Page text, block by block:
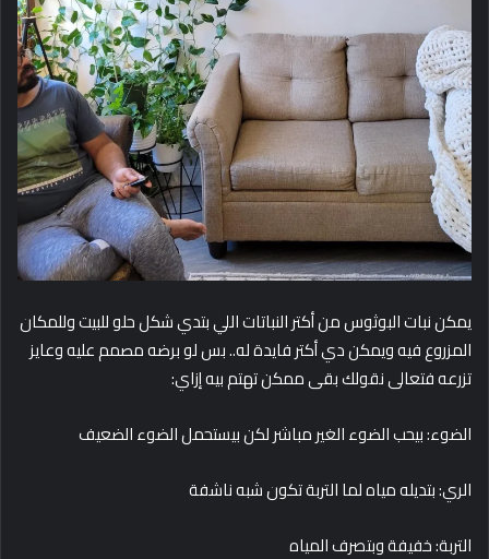
يمكن نبات البوثوس من أكتر النباتات اللي بتدي شكل حلو للبيت وللمكان
المزروع فيه ويمكن دي أكتر فايدة له.. بس لو برضه مصمم عليه وعايز
تزرعه فتعالى نقولك بقى ممكن تهتم بيه إزاي:
الضوء: بيحب الضوء الغير مباشر لكن بيستحمل الضوء الضعيف
الري: بتديله مياه لما التربة تكون شبه ناشفة
التربة: خفيفة وبتصرف المياه